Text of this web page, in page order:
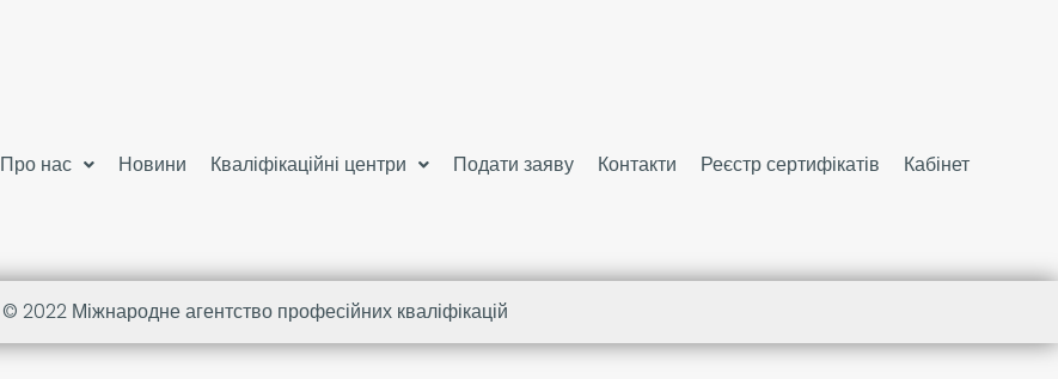
Про нас Новини Кваліфікаційні центри Подати заяву Контакти Реєстр сертифікатів Кабінет
© 2022 Міжнародне агентство професійних кваліфікацій